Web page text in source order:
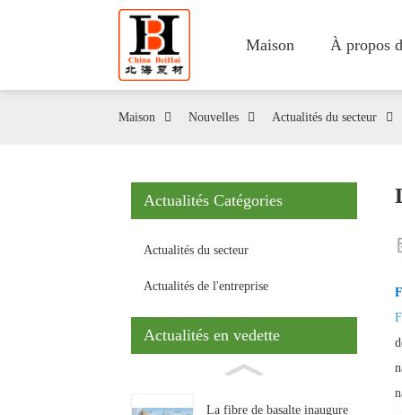
Maison À propos
Maison Nouvelles Actualités du secteur
Actualités Catégories
Actualités du secteur
Actualités de l'entreprise
Actualités en vedette
La fibre de basalte inaugure